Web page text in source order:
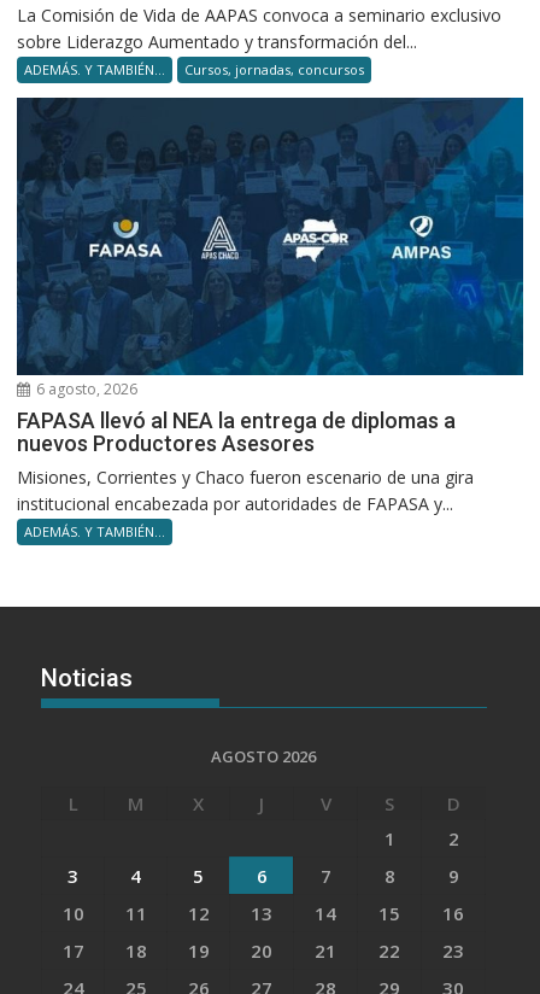
La Comisión de Vida de AAPAS convoca a seminario exclusivo
sobre Liderazgo Aumentado y transformación del...
ADEMÁS. Y TAMBIÉN... Cursos, jornadas, concursos
6 agosto, 2026
FAPASA llevó al NEA la entrega de diplomas a
nuevos Productores Asesores
Misiones, Corrientes y Chaco fueron escenario de una gira
institucional encabezada por autoridades de FAPASA y...
ADEMÁS. Y TAMBIÉN...
Noticias
AGOSTO 2026
L M X J V S
D
1
2
3
4 5 6 7 8
9
10
11 12 13 14 15
16
17
18 19 20 21 22
23
24
25 26 27 28 29 30